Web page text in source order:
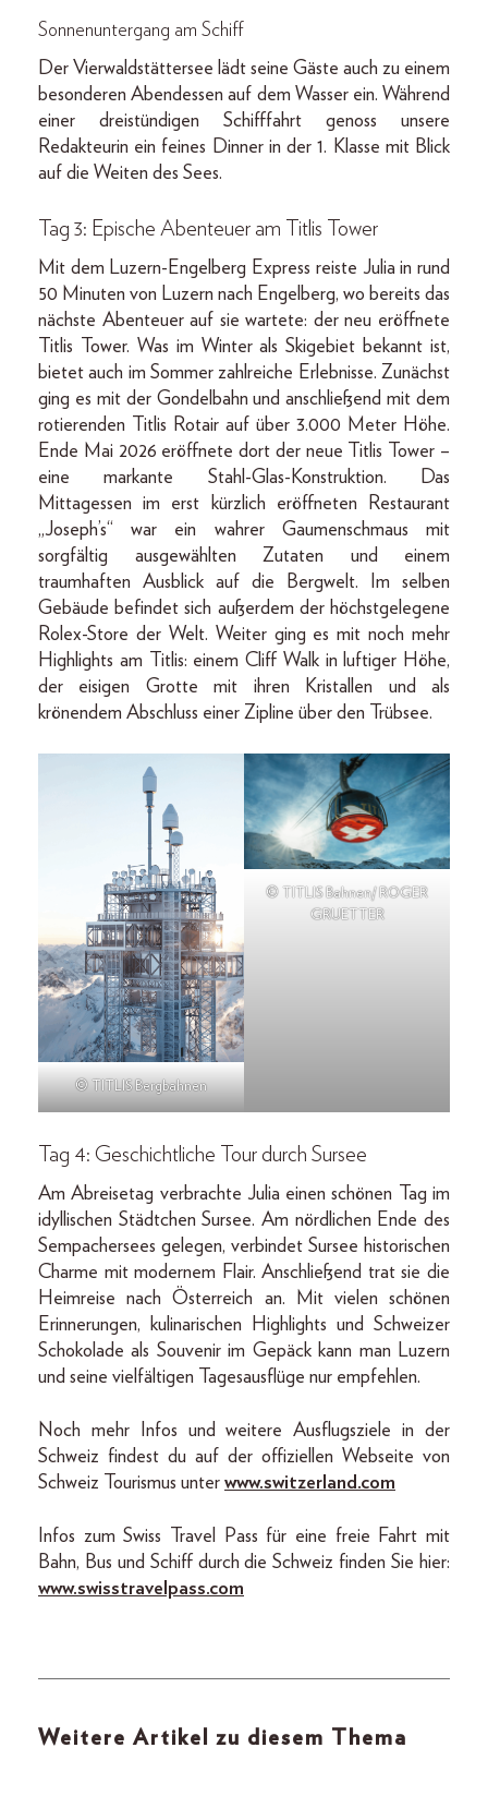
Sonnenuntergang am Schiff
Der Vierwaldstättersee lädt seine Gäste auch zu einem
besonderen Abendessen auf dem Wasser ein. Während
einer dreistündigen Schifffahrt genoss unsere
Redakteurin ein feines Dinner in der 1. Klasse mit Blick
auf die Weiten des Sees.
Tag 3: Epische Abenteuer am Titlis Tower
Mit dem Luzern-Engelberg Express reiste Julia in rund
50 Minuten von Luzern nach Engelberg, wo bereits das
nächste Abenteuer auf sie wartete: der neu eröffnete
Titlis Tower. Was im Winter als Skigebiet bekannt ist,
bietet auch im Sommer zahlreiche Erlebnisse. Zunächst
ging es mit der Gondelbahn und anschließend mit dem
rotierenden Titlis Rotair auf über 3.000 Meter Höhe.
Ende Mai 2026 eröffnete dort der neue Titlis Tower –
eine markante Stahl-Glas-Konstruktion. Das
Mittagessen im erst kürzlich eröffneten Restaurant
„Joseph’s“ war ein wahrer Gaumenschmaus mit
sorgfältig ausgewählten Zutaten und einem
traumhaften Ausblick auf die Bergwelt. Im selben
Gebäude befindet sich außerdem der höchstgelegene
Rolex-Store der Welt. Weiter ging es mit noch mehr
Highlights am Titlis: einem Cliff Walk in luftiger Höhe,
der eisigen Grotte mit ihren Kristallen und als
krönendem Abschluss einer Zipline über den Trübsee.
© TITLIS Bergbahnen
© TITLIS Bahnen/ ROGER
GRUETTER
Tag 4: Geschichtliche Tour durch Sursee
Am Abreisetag verbrachte Julia einen schönen Tag im
idyllischen Städtchen Sursee. Am nördlichen Ende des
Sempachersees gelegen, verbindet Sursee historischen
Charme mit modernem Flair. Anschließend trat sie die
Heimreise nach Österreich an. Mit vielen schönen
Erinnerungen, kulinarischen Highlights und Schweizer
Schokolade als Souvenir im Gepäck kann man Luzern
und seine vielfältigen Tagesausflüge nur empfehlen.
Noch mehr Infos und weitere Ausflugsziele in der
Schweiz findest du auf der offiziellen Webseite von
Schweiz Tourismus unter www.switzerland.com
Infos zum Swiss Travel Pass für eine freie Fahrt mit
Bahn, Bus und Schiff durch die Schweiz finden Sie hier:
www.swisstravelpass.com
Weitere Artikel zu diesem Thema